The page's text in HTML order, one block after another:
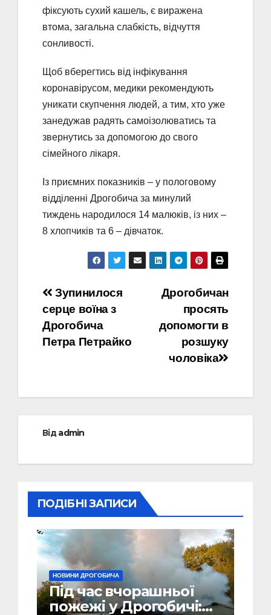
фіксують сухий кашель, є виражена
втома, загальна слабкість, відчуття
сонливості.
Щоб вберегтись від інфікування
коронавірусом, медики рекомендують
уникати скупчення людей, а тим, хто уже
занедужав радять самоізолюватись та
звернутись за допомогою до свого
сімейного лікаря.
Із приємних показників – у пологовому
відділенні Дрогобича за минулий
тиждень народилося 14 малюків, із них –
8 хлопчиків та 6 – дівчаток.
Навігація
записів
Дрогобичан
просять
допомогти в
розшуку
чоловіка
Зупинилося
серце воїна з
Дрогобича
Петра Петрайко
Відadmin
ПОДІБНІ ЗАПИСИ
НОВИНИ ДРОГОБИЧА
Під час вчорашньої
пожежі у Дрогобичі: